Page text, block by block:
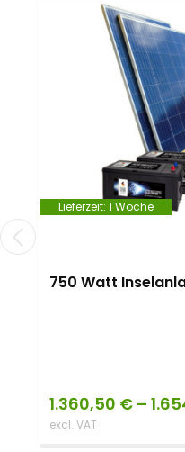
Lieferzeit: 1 Woche
750 Watt
1.360,50 € –
excl. VAT